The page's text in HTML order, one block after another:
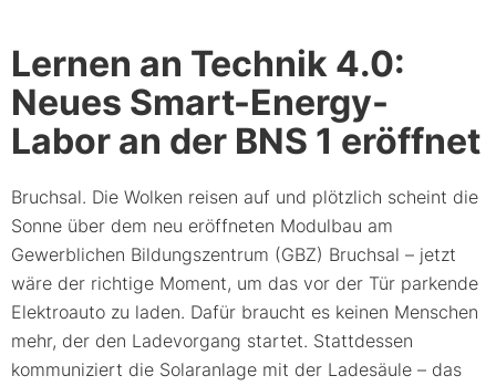
Lernen an Technik 4.0:
Neues Smart-Energy-
Labor an der BNS 1 eröffnet
Bruchsal. Die Wolken reisen auf und plötzlich scheint die
Sonne über dem neu eröffneten Modulbau am
Gewerblichen Bildungszentrum (GBZ) Bruchsal – jetzt
wäre der richtige Moment, um das vor der Tür parkende
Elektroauto zu laden. Dafür braucht es keinen Menschen
mehr, der den Ladevorgang startet. Stattdessen
kommuniziert die Solaranlage mit der Ladesäule – das